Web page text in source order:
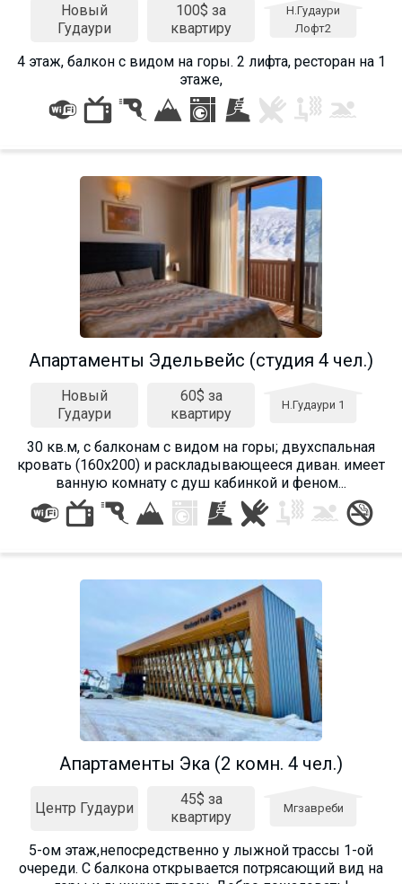
Новый
Гудаури
100$ за
квартиру
Н.Гудаури
Лофт2
4 этаж, балкон с видом на горы. 2 лифта, ресторан на 1
этаже,
Апартаменты Эдельвейс (студия 4 чел.)
Новый
Гудаури
60$ за
квартиру
Н.Гудаури 1
30 кв.м, с балконам с видом на горы; двухспальная
кровать (160х200) и раскладывающееся диван. имеет
ванную комнату с душ кабинкой и феном...
Апартаменты Эка (2 комн. 4 чел.)
Центр Гудаури
45$ за
квартиру
Мгзавреби
5-ом этаж,непосредственно у лыжной трассы 1-ой
очереди. С балкона открывается потрясающий вид на